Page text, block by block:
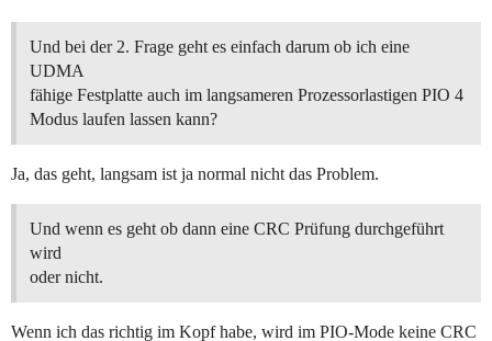
Und bei der 2. Frage geht es einfach darum ob ich eine
UDMA
fähige Festplatte auch im langsameren Prozessorlastigen PIO 4
Modus laufen lassen kann?
Ja, das geht, langsam ist ja normal nicht das Problem.
Und wenn es geht ob dann eine CRC Prüfung durchgeführt
wird
oder nicht.
Wenn ich das richtig im Kopf habe, wird im PIO-Mode keine CRC